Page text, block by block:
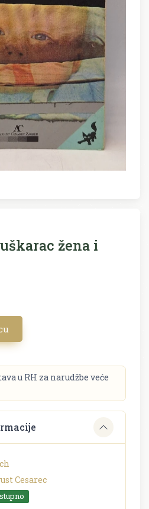
žena i
u RH za narudžbe veće
Cesarec